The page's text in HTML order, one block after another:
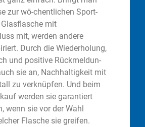
zur wö-chentlichen Sport-
mit
mit, werden andere
Durch die Wiederholung,
und positive Rückmeldun-
sie an, Nachhaltigkeit mit
zu verknüpfen. Und beim
werden sie garantiert
wenn sie vor der Wahl
Flasche sie greifen.